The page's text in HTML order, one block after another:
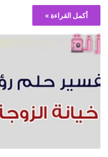
أكمل القراءة »